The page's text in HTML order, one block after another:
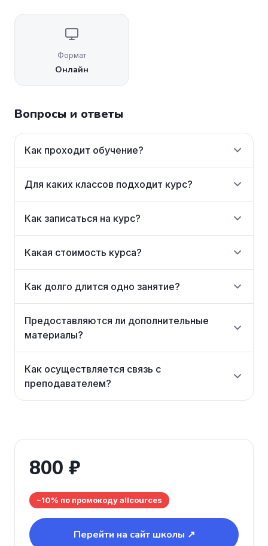
Формат
Онлайн
Вопросы и ответы
Как проходит обучение?
Для каких классов подходит курс?
Как записаться на курс?
Какая стоимость курса?
Как долго длится одно занятие?
Предоставляются ли дополнительные
материалы?
Как осуществляется связь с
преподавателем?
800 ₽
−10% по промокоду allcources
Перейти на сайт школы ↗